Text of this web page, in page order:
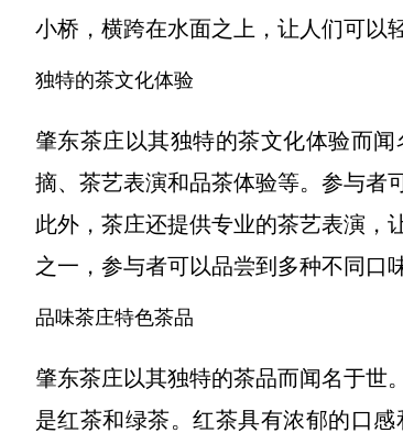
小桥，横跨在水面之上，让人们可以
独特的茶文化体验
肇东茶庄以其独特的茶文化体验而
摘、茶艺表演和品茶体验等。参与者
此外，茶庄还提供专业的茶艺表演，
之一，参与者可以品尝到多种不同口
品味茶庄特色茶品
肇东茶庄以其独特的茶品而闻名于世
是红茶和绿茶。红茶具有浓郁的口